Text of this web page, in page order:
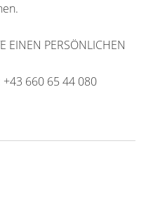
EINEN PERSÖNLICHEN
660 65 44 080